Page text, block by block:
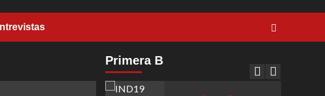
Primera B
5